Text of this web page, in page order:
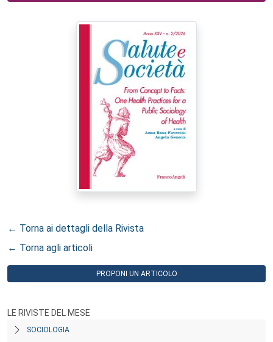
← Torna ai dettagli della Rivista
← Torna agli articoli
PROPONI UN ARTICOLO
LE RIVISTE DEL MESE
SOCIOLOGIA